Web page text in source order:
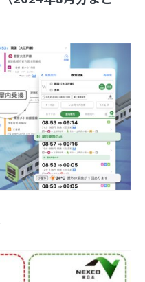
クトルタイル
「地理空間データ連携基盤
開催
とめてチェック！ジオ専業ラ
「ジオ界 10大ニュース
比較しよう
「Flightradar24」で頭上の飛